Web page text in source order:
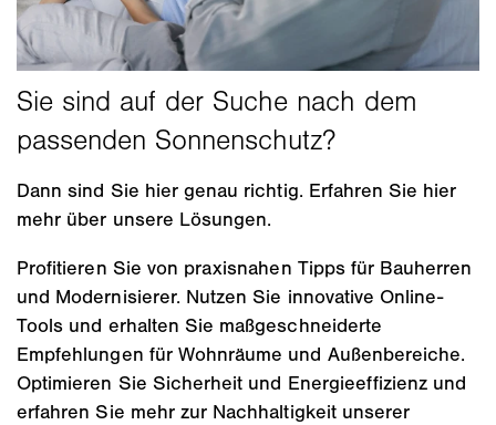
Dann sind Sie hier genau richtig. Erfahren Sie hier
mehr über unsere Lösungen.
Profitieren Sie von praxisnahen Tipps für Bauherren
und Modernisierer. Nutzen Sie innovative Online-
Tools und erhalten Sie maßgeschneiderte
Empfehlungen für Wohnräume und Außenbereiche.
Optimieren Sie Sicherheit und Energieeffizienz und
erfahren Sie mehr zur Nachhaltigkeit unserer